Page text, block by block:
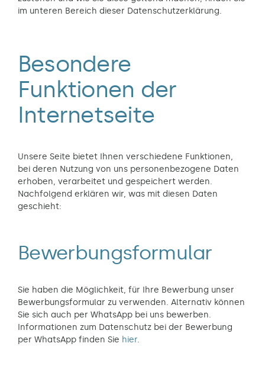
im unteren Bereich dieser Datenschutzerklärung.
Besondere
Funktionen der
Internetseite
Unsere Seite bietet Ihnen verschiedene Funktionen,
bei deren Nutzung von uns personenbezogene Daten
erhoben, verarbeitet und gespeichert werden.
Nachfolgend erklären wir, was mit diesen Daten
geschieht:
Bewerbungsformular
Sie haben die Möglichkeit, für Ihre Bewerbung unser
Bewerbungsformular zu verwenden. Alternativ können
Sie sich auch per WhatsApp bei uns bewerben.
Informationen zum Datenschutz bei der Bewerbung
per WhatsApp finden Sie hier.